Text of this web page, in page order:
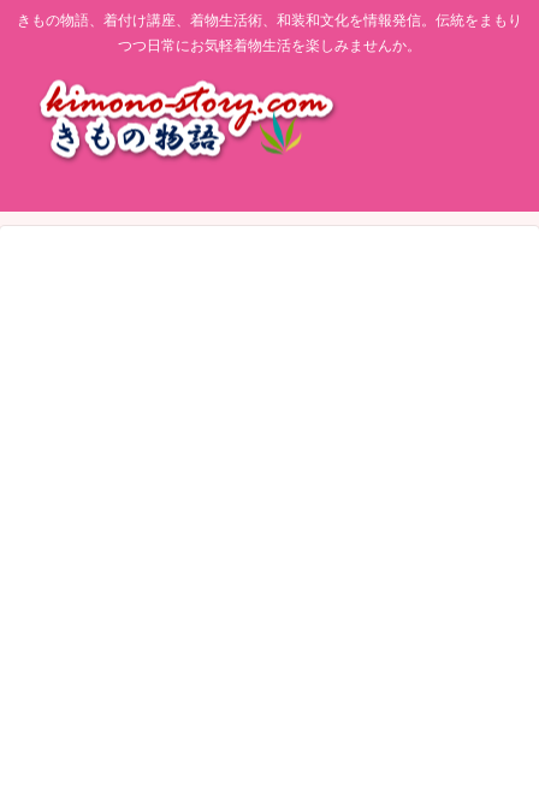
きもの物語、着付け講座、着物生活術、和装和文化を情報発信。伝統をまもり
つつ日常にお気軽着物生活を楽しみませんか。